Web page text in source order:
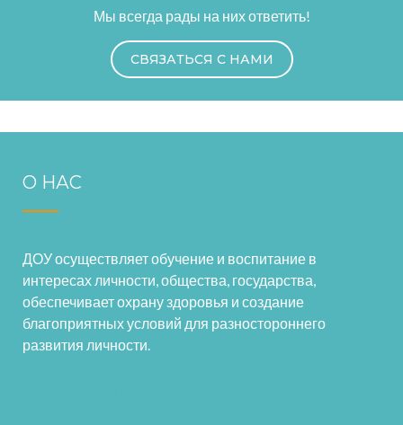
Мы всегда рады на них ответить!
СВЯЗАТЬСЯ С НАМИ
О НАС
ДОУ осуществляет обучение и воспитание в
интересах личности, общества, государства,
обеспечивает охрану здоровья и создание
благоприятных условий для разностороннего
развития личности.